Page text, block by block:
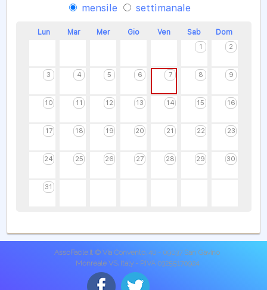
mensile settimanale
Lun Mar Mer Gio Ven Sab Dom
1 2
3 4 5 6 7 8 9
10 11 12 13 14 15 16
17 18 19 20 21 22 23
24 25 26 27 28 29 30
31
AssoFacile.it © Via Convento, 40 - 09037 San Gavino
Monreale VS, Italy - P.IVA 03255170924